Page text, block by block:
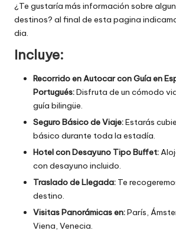
¿Te gustaría más información sobre
destinos? al final de esta pagina
dia.
Incluye:
Recorrido en Autocar con Guía en
Portugués:Disfruta de un cómodo
guía bilingüe.
Seguro Básico de Viaje:Estarás
básico durante toda la estadía.
Hotel con Desayuno Tipo Buffet:
con desayuno incluido.
Traslado de Llegada: Te
destino.
Visitas Panorámicas en:París,
Viena, Venecia.